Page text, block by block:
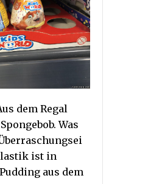
dem Regal
Was
ist in
aus dem